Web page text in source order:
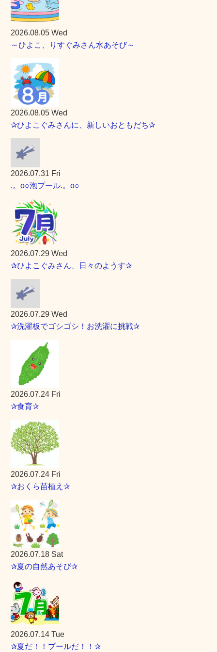
2026.08.05 Wed
～ひよこ、りすぐみさん水あそび～
2026.08.05 Wed
✰ひよこぐみさんに、新しいおともだち✰
2026.07.31 Fri
.。o○泡プール.。o○
2026.07.29 Wed
✰ひよこぐみさん、日々のようす✰
2026.07.29 Wed
✰洗濯板でゴシゴシ！お洗濯に挑戦✰
2026.07.24 Fri
✰食育✰
2026.07.24 Fri
✰おくら苗植え✰
2026.07.18 Sat
✰夏の自然あそび✰
2026.07.14 Tue
✰夏だ！！プールだ！！✰